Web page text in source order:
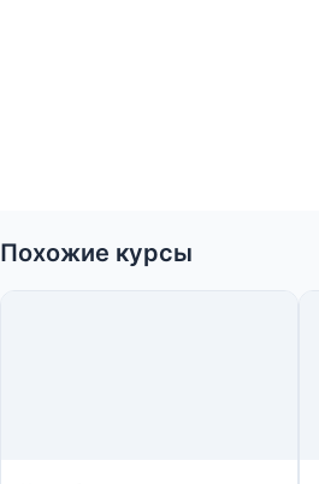
Похожие курсы